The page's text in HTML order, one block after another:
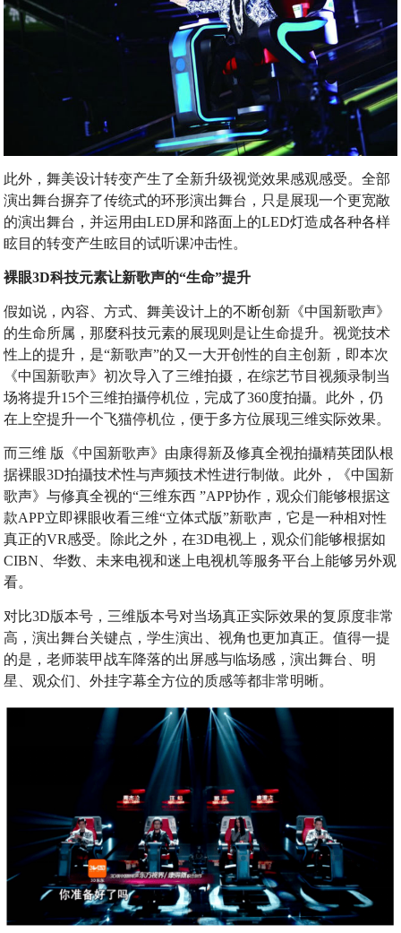
此外，舞美设计转变产生了全新升级视觉效果感观感受。全部
演出舞台摒弃了传统式的环形演出舞台，只是展现一个更宽敞
的演出舞台，并运用由LED屏和路面上的LED灯造成各种各样
眩目的转变产生眩目的试听课冲击性。
裸眼3D科技元素让新歌声的“生命”提升
假如说，內容、方式、舞美设计上的不断创新《中国新歌声》
的生命所属，那麼科技元素的展现则是让生命提升。视觉技术
性上的提升，是“新歌声”的又一大开创性的自主创新，即本次
《中国新歌声》初次导入了三维拍摄，在综艺节目视频录制当
场将提升15个三维拍攝停机位，完成了360度拍攝。此外，仍
在上空提升一个飞猫停机位，便于多方位展现三维实际效果。
而三维 版《中国新歌声》由康得新及修真全视拍攝精英团队根
据裸眼3D拍攝技术性与声频技术性进行制做。此外，《中国新
歌声》与修真全视的“三维东西 ”APP协作，观众们能够根据这
款APP立即裸眼收看三维“立体式版”新歌声，它是一种相对性
真正的VR感受。除此之外，在3D电视上，观众们能够根据如
CIBN、华数、未来电视和迷上电视机等服务平台上能够另外观
看。
对比3D版本号，三维版本号对当场真正实际效果的复原度非常
高，演出舞台关键点，学生演出、视角也更加真正。值得一提
的是，老师装甲战车降落的出屏感与临场感，演出舞台、明
星、观众们、外挂字幕全方位的质感等都非常明晰。